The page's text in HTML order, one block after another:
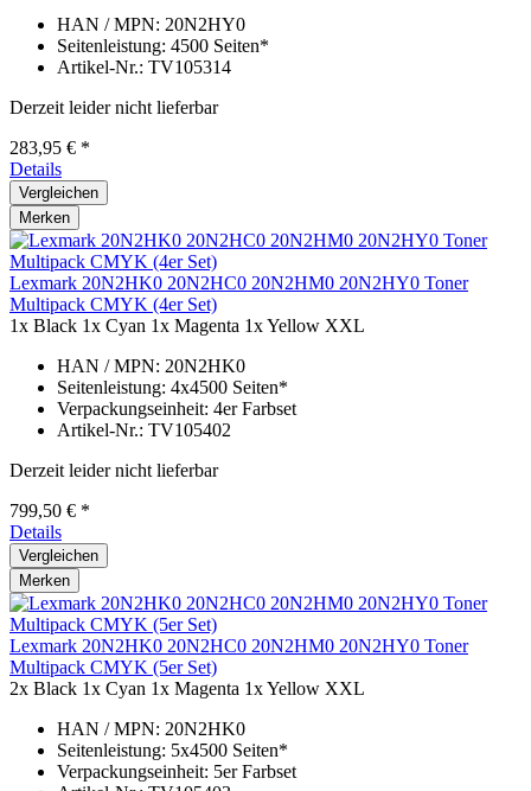
HAN / MPN: 20N2HY0
Seitenleistung: 4500 Seiten*
Artikel-Nr.: TV105314
Derzeit leider nicht lieferbar
283,95 € *
Details
Vergleichen
Merken
Lexmark 20N2HK0 20N2HC0 20N2HM0 20N2HY0 Toner
Multipack CMYK (4er Set)
1x Black 1x Cyan 1x Magenta 1x Yellow XXL
HAN / MPN: 20N2HK0
Seitenleistung: 4x4500 Seiten*
Verpackungseinheit: 4er Farbset
Artikel-Nr.: TV105402
Derzeit leider nicht lieferbar
799,50 € *
Details
Vergleichen
Merken
Lexmark 20N2HK0 20N2HC0 20N2HM0 20N2HY0 Toner
Multipack CMYK (5er Set)
2x Black 1x Cyan 1x Magenta 1x Yellow XXL
HAN / MPN: 20N2HK0
Seitenleistung: 5x4500 Seiten*
Verpackungseinheit: 5er Farbset